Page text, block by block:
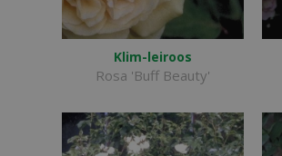
Klim-leiroos
Rosa 'Buff Beauty'